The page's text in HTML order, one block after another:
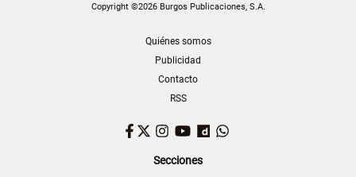
Copyright ©2026 Burgos Publicaciones, S.A.
Quiénes somos
Publicidad
Contacto
RSS
Facebook
TwitterInstagram
YouTubeDailymotion
Secciones